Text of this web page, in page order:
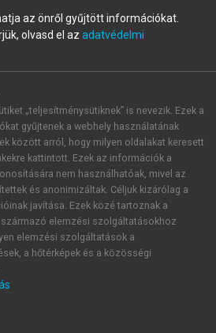
hozz létre új fiókot.
automatikusan
FIÓKKAL
az önről gyűjtött információkat.
olvasd el az adatvédelmi
„teljesítménysütiknek” is nevezik. Ezek a
gyűjtenek a webhely használatának
között arról, hogy milyen oldalakat keresett
kattintott. Ezek az információk a
nem használhatóak, mivel az
és anonimizáltak. Céljuk kizárólag a
javítása. Ezek közé tartoznak a
származó elemzési szolgáltatásokhoz
elemzési szolgáltatások a
a hőtérképek és a közösségi